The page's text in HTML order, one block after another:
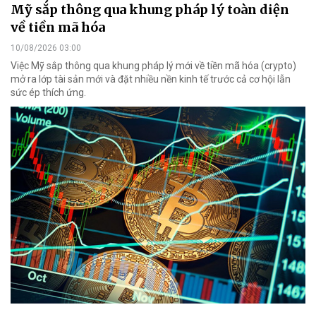
Mỹ sắp thông qua khung pháp lý toàn diện
về tiền mã hóa
10/08/2026 03:00
Việc Mỹ sắp thông qua khung pháp lý mới về tiền mã hóa (crypto)
mở ra lớp tài sản mới và đặt nhiều nền kinh tế trước cả cơ hội lẫn
sức ép thích ứng.